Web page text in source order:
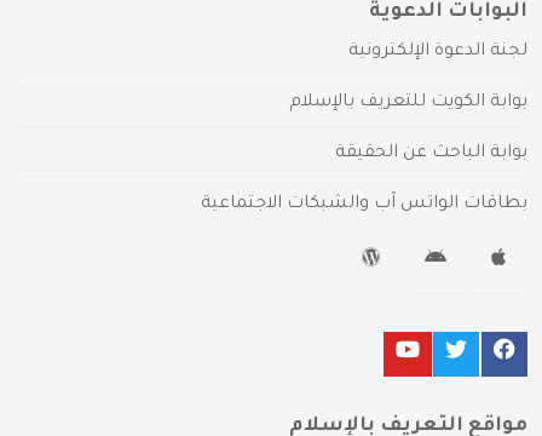
البوابات الدعوية
لجنة الدعوة الإلكترونية
بوابة الكويت للتعريف بالإسلام
بوابة الباحث عن الحقيقة
بطاقات الواتس آب والشبكات الاجتماعية
مواقع التعريف بالإسلام